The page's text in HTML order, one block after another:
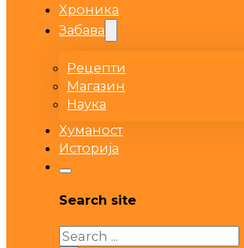
Хроника
Забава
Рецепти
Магазин
Наука
Хуманост
Историја
Search site
Search